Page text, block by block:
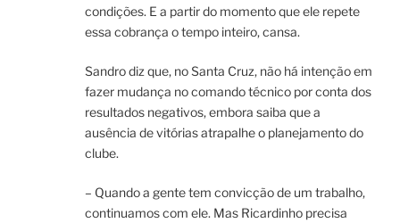
condições. E a partir do momento que ele repete
essa cobrança o tempo inteiro, cansa.
Sandro diz que, no Santa Cruz, não há intenção em
fazer mudança no comando técnico por conta dos
resultados negativos, embora saiba que a
ausência de vitórias atrapalhe o planejamento do
clube.
– Quando a gente tem convicção de um trabalho,
continuamos com ele. Mas Ricardinho precisa